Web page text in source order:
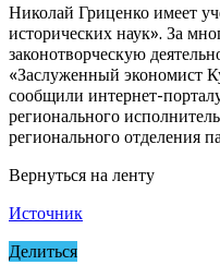
Николай Гриценко имеет
исторических наук». За
законотворческую
«Заслуженный экономист
сообщили интернет-
регионального
регионального отделения
Вернуться на ленту
Источник
Делиться